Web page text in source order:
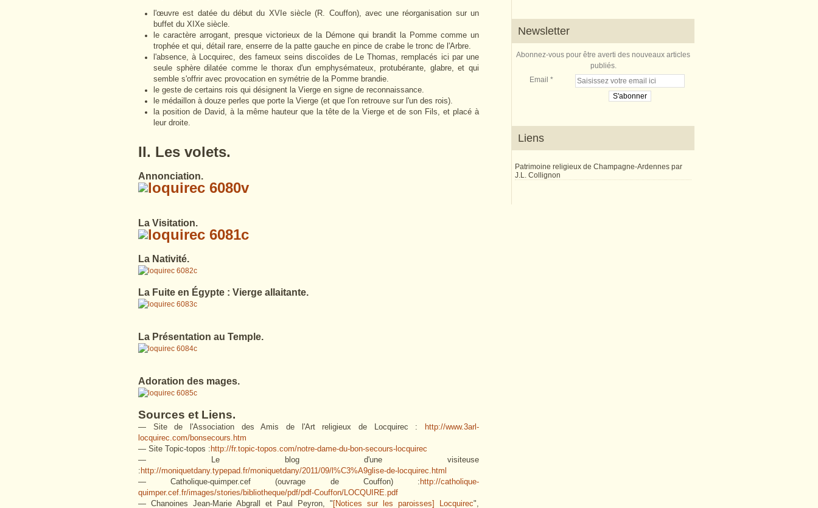
l'œuvre est datée du début du XVIe siècle (R. Couffon), avec une réorganisation sur un
buffet du XIXe siècle.
le caractère arrogant, presque victorieux de la Démone qui brandit la Pomme comme un
trophée et qui, détail rare, enserre de la patte gauche en pince de crabe le tronc de l'Arbre.
l'absence, à Locquirec, des fameux seins discoïdes de Le Thomas, remplacés ici par une
seule sphère dilatée comme le thorax d'un emphysémateux, protubérante, glabre, et qui
semble s'offrir avec provocation en symétrie de la Pomme brandie.
le geste de certains rois qui désignent la Vierge en signe de reconnaissance.
le médaillon à douze perles que porte la Vierge (et que l'on retrouve sur l'un des rois).
la position de David, à la même hauteur que la tête de la Vierge et de son Fils, et placé à
leur droite.
II. Les volets.
Annonciation.
La Visitation.
La Nativité.
La Fuite en Égypte : Vierge allaitante.
La Présentation au Temple.
Adoration des mages.
Sources et Liens.
— Site de l'Association des Amis de l'Art religieux de Locquirec :
http://www.3arl-
locquirec.com/bonsecours.htm
— Site Topic-topos : http://fr.topic-topos.com/notre-dame-du-bon-secours-locquirec
— Le blog d'une visiteuse
: http://moniquetdany.typepad.fr/moniquetdany/2011/09/l%C3%A9glise-de-locquirec.html
— Catholique-quimper.cef (ouvrage de Couffon) : http://catholique-
quimper.cef.fr/images/stories/bibliotheque/pdf/pdf-Couffon/LOCQUIRE.pdf
— Chanoines Jean-Marie Abgrall et Paul Peyron, " [Notices sur les paroisses] Locquirec",
Newsletter
Abonnez-vous pour être averti des nouveaux articles
publiés.
Email
Liens
Patrimoine religieux de Champagne-Ardennes par
J.L. Collignon